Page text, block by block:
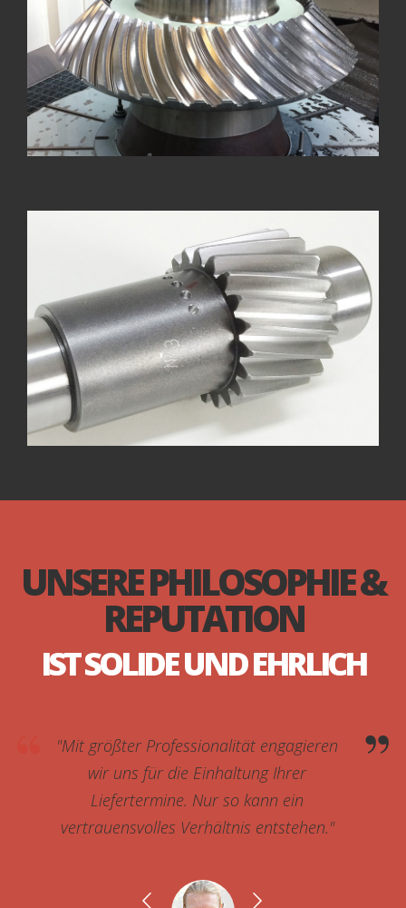
UNSERE PHILOSOPHIE &
REPUTATION
IST SOLIDE UND EHRLICH
"Mit größter Professionalität engagieren
wir uns für die Einhaltung Ihrer
Liefertermine. Nur so kann ein
vertrauensvolles Verhältnis entstehen."